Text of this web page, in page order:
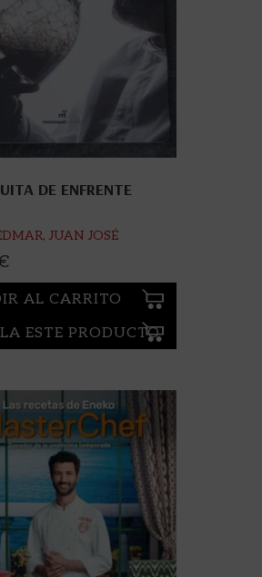
DE ENFRENTE
JUAN JOSÉ
AL CARRITO
ESTE PRODUCTO